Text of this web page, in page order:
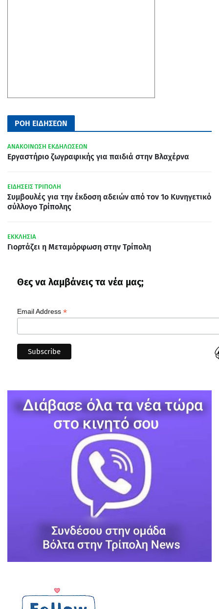
ΡΟΗ ΕΙΔΗΣΕΩΝ
ΑΝΑΚΟΙΝΩΣΗ ΕΚΔΗΛΩΣΕΩΝ
Εργαστήριο ζωγραφικής για παιδιά στην Βλαχέρνα
ΕΙΔΗΣΕΙΣ ΤΡΙΠΟΛΗ
Συμβουλές για την έκδοση αδειών από τον 1ο Κυνηγετικό
σύλλογο Τρίπολης
ΕΚΚΛΗΣΙΑ
Γιορτάζει η Μεταμόρφωση στην Τρίπολη
Θες να λαμβάνεις τα νέα μας;
Email Address *